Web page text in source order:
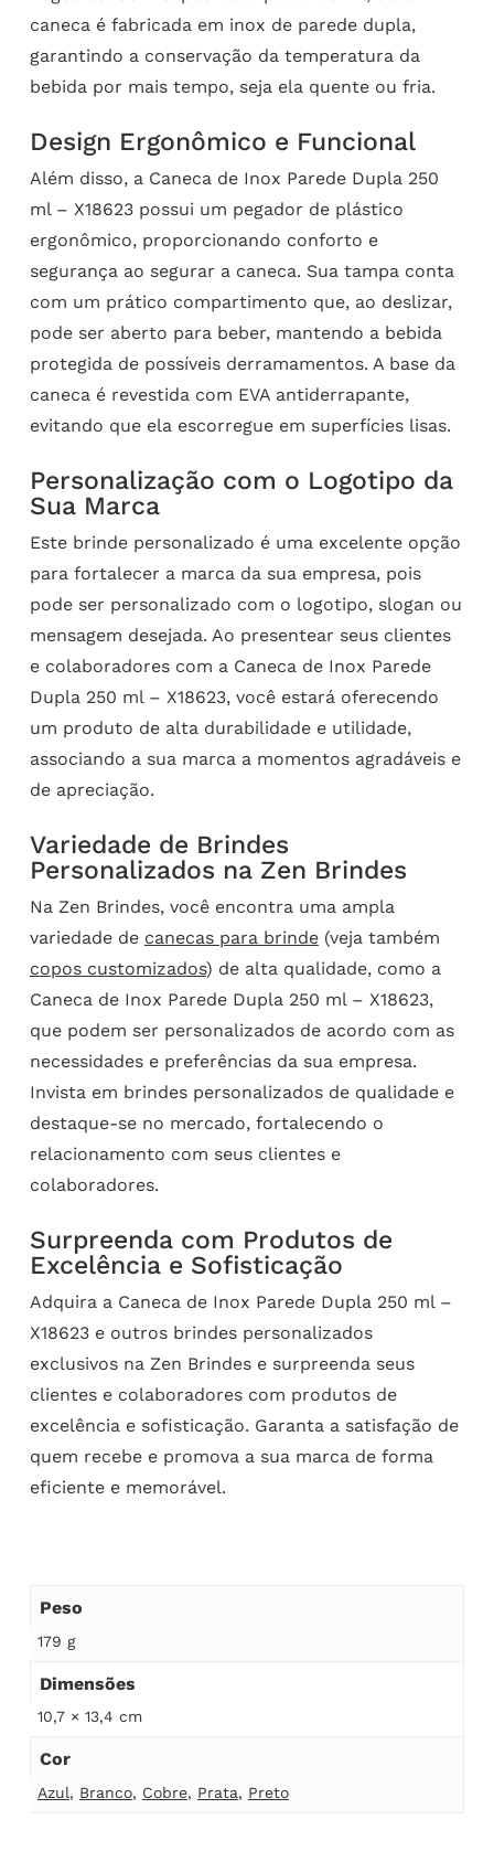
caneca é fabricada em inox de parede dupla,
garantindo a conservação da temperatura da
bebida por mais tempo, seja ela quente ou fria.
Design Ergonômico e Funcional
Além disso, a Caneca de Inox Parede Dupla 250
ml – X18623 possui um pegador de plástico
ergonômico, proporcionando conforto e
segurança ao segurar a caneca. Sua tampa conta
com um prático compartimento que, ao deslizar,
pode ser aberto para beber, mantendo a bebida
protegida de possíveis derramamentos. A base da
caneca é revestida com EVA antiderrapante,
evitando que ela escorregue em superfícies lisas.
Personalização com o Logotipo da
Sua Marca
Este brinde personalizado é uma excelente opção
para fortalecer a marca da sua empresa, pois
pode ser personalizado com o logotipo, slogan ou
mensagem desejada. Ao presentear seus clientes
e colaboradores com a Caneca de Inox Parede
Dupla 250 ml – X18623, você estará oferecendo
um produto de alta durabilidade e utilidade,
associando a sua marca a momentos agradáveis e
de apreciação.
Variedade de Brindes
Personalizados na Zen Brindes
Na Zen Brindes, você encontra uma ampla
variedade de canecas para brinde(veja também
copos customizados) de alta qualidade, como a
Caneca de Inox Parede Dupla 250 ml – X18623,
que podem ser personalizados de acordo com as
necessidades e preferências da sua empresa.
Invista em brindes personalizados de qualidade e
destaque-se no mercado, fortalecendo o
relacionamento com seus clientes e
colaboradores.
Surpreenda com Produtos de
Excelência e Sofisticação
Adquira a Caneca de Inox Parede Dupla 250 ml –
X18623 e outros brindes personalizados
exclusivos na Zen Brindes e surpreenda seus
clientes e colaboradores com produtos de
excelência e sofisticação. Garanta a satisfação de
quem recebe e promova a sua marca de forma
eficiente e memorável.
Peso
179 g
Dimensões
10,7 × 13,4 cm
Cor
Azul, Branco, Cobre, Prata, Preto